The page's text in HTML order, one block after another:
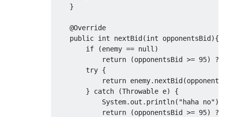
}
@Override
public int nextBid (int opponentsBid ){
if
(enemy == null )
return
(opponentsBid >= 95) ?
try {
return enemy. nextBid (
}
catch (Throwable e)
{
System. out . println( "haha no");
return
(opponentsBid >= 95) ?